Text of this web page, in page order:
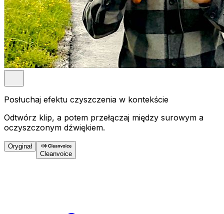
Posłuchaj efektu czyszczenia w kontekście
Odtwórz klip, a potem przełączaj między surowym a
oczyszczonym dźwiękiem.
Oryginał
Cleanvoice